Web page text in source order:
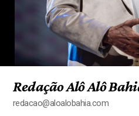
Redação Alô Alô
redacao@aloalobahia.com